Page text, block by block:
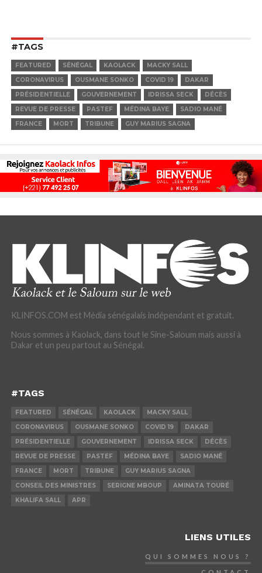
#TAGS
FEATURED SÉNÉGAL KAOLACK
MACKY SALL
CORONAVIRUS
OUSMANE SONKO COVID 19
DAKAR
PRÉSIDENTIELLE
GOUVERNEMENT IDRISSA SECK
DÉCÈS
REVUE DE PRESSE
PASTEF MÉDINA BAYE
SADIO MANÉ
FRANCE
MORT TRIBUNE GUY MARIUS SAGNA
KLINFOS.COM est Média sénégalais indépendant et gratuit.
Nous sommes à Kaolack, dans tout le Sine-Saloum mais aussi à
Dakar et un peu partout au Sénégal.
#TAGS
FEATURED SÉNÉGAL KAOLACK
MACKY SALL
CORONAVIRUS
OUSMANE SONKO COVID 19
DAKAR
PRÉSIDENTIELLE
GOUVERNEMENT IDRISSA SECK
DÉCÈS
REVUE DE PRESSE
PASTEF MÉDINA BAYE
SADIO MANÉ
FRANCE
MORT TRIBUNE
GUY MARIUS SAGNA
CONSEIL DES MINISTRES
SERIGNE MBOUP
AMINATA TOURÉ
KHALIFA SALL
APR
LIENS UTILES
QUI SOMMES NOUS ?